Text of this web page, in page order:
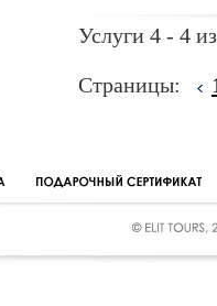
Услуги 4 - 4
Страницы: